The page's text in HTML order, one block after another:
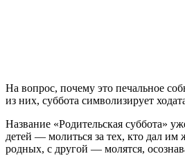
На вопрос, почему это печальное
из них, суббота символизирует
Название «Родительская суббота»
детей — молиться за тех, кто дал
родных, с другой — молятся,